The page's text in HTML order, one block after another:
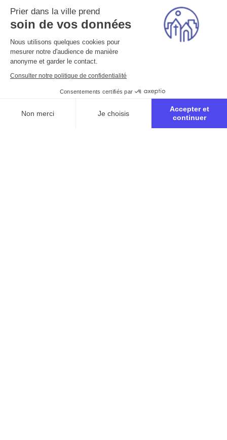
Prier dans la ville prend
soin de vos données
Nous utilisons quelques cookies pour
mesurer notre d'audience de manière
anonyme et garder le contact.
Consulter notre politique de confidentialité
Consentements certifiés par
Non merci Je choisis
Accepter et
continuer